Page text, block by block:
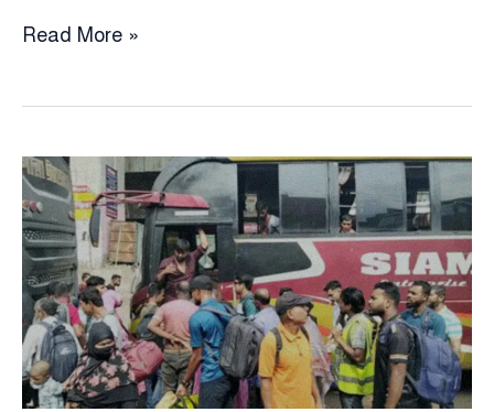
এক
লে:
জে:
(অব:)
মাসুদ
উদ্দিন
চৌধুরী
আটক
Read More »